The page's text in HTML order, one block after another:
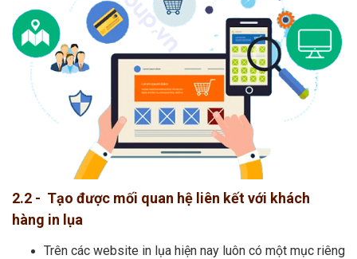
2.2 - Tạo được mối quan hệ liên kết với khách
hàng in lụa
Trên các website in lụa hiện nay luôn có một mục riêng